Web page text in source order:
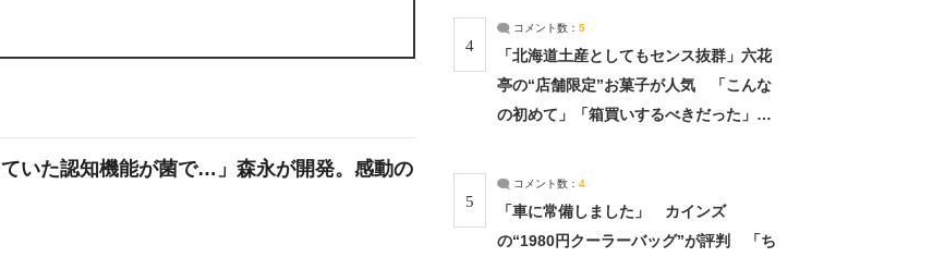
ていた認知機能が菌で…」森永が開発。感動の
4
コメント数： 5
「北海道土産としてもセンス抜群」六花
亭の“店舗限定”お菓子が人気 「こんな
の初めて」「箱買いするべきだった」
5
コメント数： 4
「車に常備しました」 カインズ
の“1980円クーラーバッグ”が評判 「ち